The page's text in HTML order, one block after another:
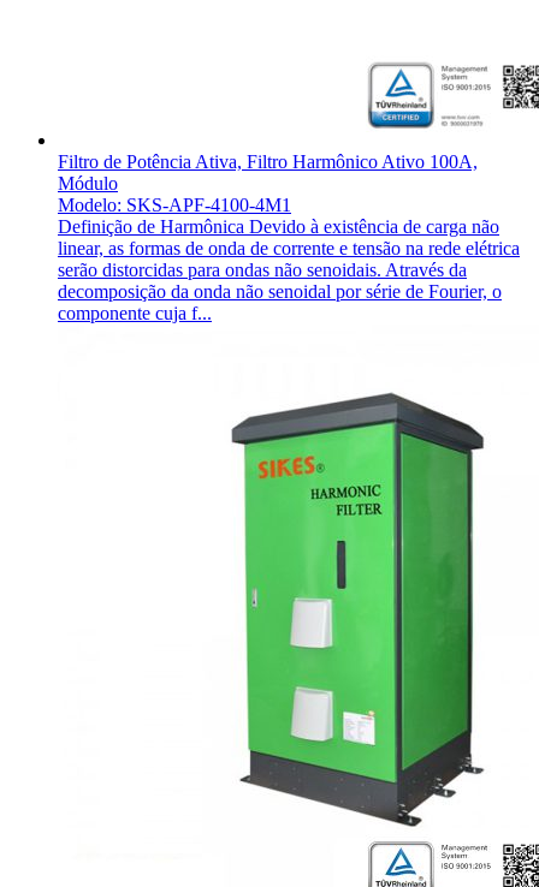
Filtro de Potência Ativa, Filtro Harmônico Ativo 100A,
Módulo
Modelo: SKS-APF-4100-4M1
Definição de Harmônica Devido à existência de carga não
linear, as formas de onda de corrente e tensão na rede elétrica
serão distorcidas para ondas não senoidais. Através da
decomposição da onda não senoidal por série de Fourier, o
componente cuja f...